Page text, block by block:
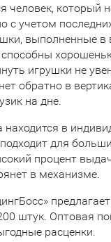
человек, который
с учетом
выполненные в
игрушки не
обратно в
на дне.
в
для
процент
в механизме.
штук. Оптовая
расценки.